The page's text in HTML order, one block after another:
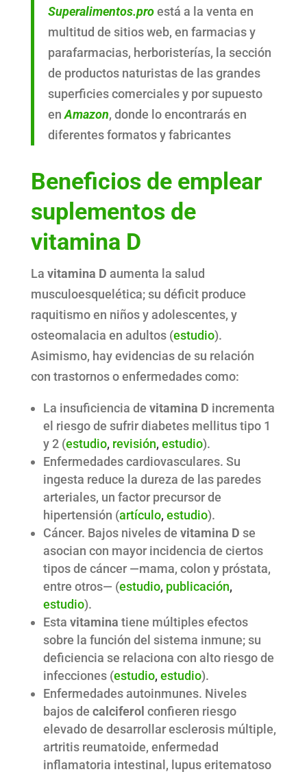
Superalimentos.proestá a la venta en
multitud de sitios web, en farmacias y
parafarmacias, herboristerías, la sección
de productos naturistas de las grandes
superficies comerciales y por supuesto
enAmazon, donde lo encontrarás en
diferentes formatos y fabricantes
Beneficios de emplear
suplementos de
vitamina D
La vitamina D aumenta la salud
musculoesquelética; su déficit produce
raquitismo en niños y adolescentes, y
osteomalacia en adultos (estudio).
Asimismo, hay evidencias de su relación
con trastornos o enfermedades como:
La insuficiencia de vitamina D incrementa
el riesgo de sufrir diabetes mellitus tipo 1
y 2 (estudio, revisión, estudio).
Enfermedades cardiovasculares. Su
ingesta reduce la dureza de las paredes
arteriales, un factor precursor de
hipertensión (artículo, estudio).
Cáncer. Bajos niveles de vitamina D se
asocian con mayor incidencia de ciertos
tipos de cáncer —mama, colon y próstata,
entre otros— (estudio, publicación,
estudio).
Esta vitamina tiene múltiples efectos
sobre la función del sistema inmune; su
deficiencia se relaciona con alto riesgo de
infecciones (estudio, estudio).
Enfermedades autoinmunes. Niveles
bajos de calciferol confieren riesgo
elevado de desarrollar esclerosis múltiple,
artritis reumatoide, enfermedad
inflamatoria intestinal, lupus eritematoso